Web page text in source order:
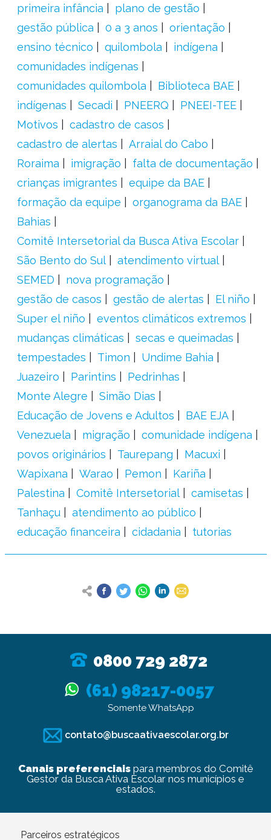
primeira infância
plano de gestão
gestão pública
0 a 3 anos
orientação
ensino técnico
quilombola
indígena
comunidades indígenas
comunidades quilombola
Biblioteca BAE
indígenas
Secadi PNEERQ
PNEEI-TEE
Motivos
cadastro de casos
cadastro de alertas
Arraial do Cabo
Roraima
imigração
falta de documentação
crianças imigrantes
equipe da BAE
formação da equipe
organograma da BAE
Bahias
Comitê Intersetorial da Busca Ativa Escolar
São Bento do Sul
atendimento virtual
SEMED
nova programação
gestão de casos
gestão de alertas
El niño
Super el niño
eventos climáticos extremos
mudanças climáticas
secas e queimadas
tempestades
Timon
Undime Bahia
Juazeiro
Parintins
Pedrinhas
Monte Alegre
Simão Dias
Educação de Jovens e Adultos
BAE EJA
Venezuela
migração
comunidade indígena
povos originários
Taurepang
Macuxi
Wapixana
Warao Pemon
Kariña
Palestina
Comitê Intersetorial
camisetas
Tanhaçu
atendimento ao público
educação financeira
cidadania tutorias
0800 729 2872
(61) 98217-0057
Somente WhatsApp
contato@buscaativaescolar.org.br
Canais preferenciaispara membros do Comitê
Gestor da Busca Ativa Escolar nos municípios e
estados.
Parceiros estratégicos